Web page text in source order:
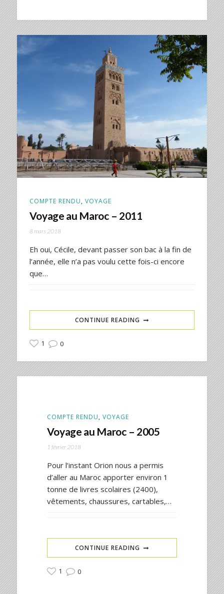
COMPTE RENDU, VOYAGE
Voyage au Maroc – 2011
8 mars 2018
Eh oui, Cécile, devant passer son bac à la fin de
l’année, elle n’a pas voulu cette fois-ci encore
que…
CONTINUE READING
1 0
COMPTE RENDU, VOYAGE
Voyage au Maroc – 2005
1 février 2018
Pour l’instant Orion nous a permis
d’aller au Maroc apporter environ 1
tonne de livres scolaires (2400),
vêtements, chaussures, cartables,…
CONTINUE READING
1 0